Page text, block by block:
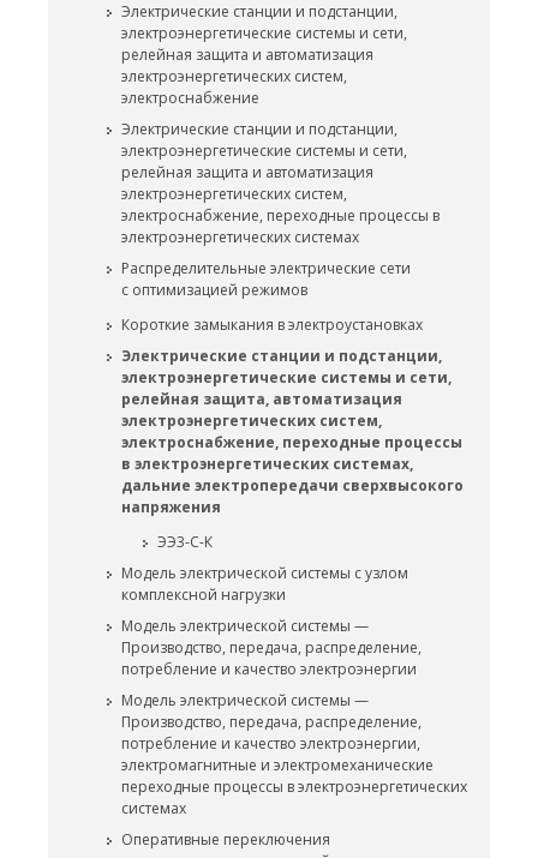
Электрические станции и подстанции,
электроэнергетические системы и сети,
релейная защита и автоматизация
электроэнергетических систем,
электроснабжение
Электрические станции и подстанции,
электроэнергетические системы и сети,
релейная защита и автоматизация
электроэнергетических систем,
электроснабжение, переходные процессы в
электроэнергетических системах
Распределительные электрические сети
с оптимизацией режимов
Короткие замыкания в электроустановках
Электрические станции и подстанции,
электроэнергетические системы и сети,
релейная защита, автоматизация
электроэнергетических систем,
электроснабжение, переходные процессы
в электроэнергетических системах,
дальние электропередачи сверхвысокого
напряжения
ЭЭ3-С-К
Модель электрической системы с узлом
комплексной нагрузки
Модель электрической системы —
Производство, передача, распределение,
потребление и качество электроэнергии
Модель электрической системы —
Производство, передача, распределение,
потребление и качество электроэнергии,
электромагнитные и электромеханические
переходные процессы в электроэнергетических
системах
Оперативные переключения